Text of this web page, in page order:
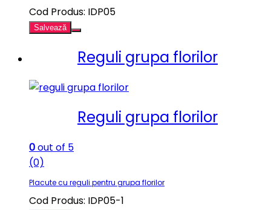
Cod Produs: IDP05
Salvează
Reguli grupa florilor
Reguli grupa florilor
0out of 5
(0)
Placute cu reguli pentru grupa florilor
Cod Produs: IDP05-1